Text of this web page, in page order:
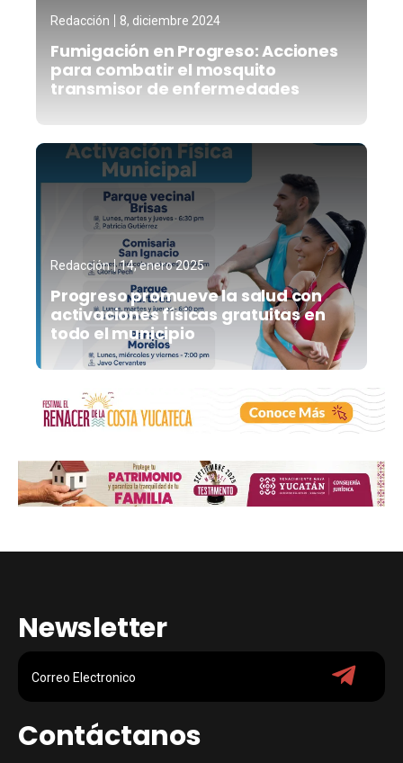
Redacción 8, diciembre 2024
Fumigación en Progreso: Acciones
para combatir el mosquito
transmisor de enfermedades
Redacción 14, enero 2025
Progreso promueve la salud con
activaciones físicas gratuitas en
todo el municipio
Newsletter
Contáctanos